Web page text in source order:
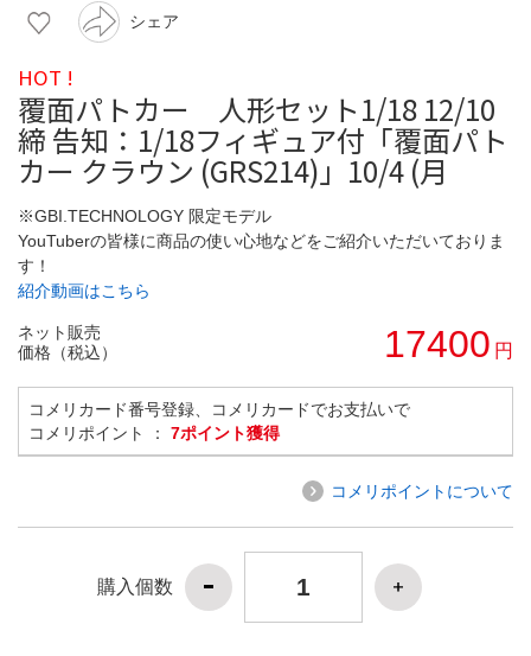
シェア
HOT !
覆面パトカー 人形セット1/18 12/10
締 告知：1/18フィギュア付「覆面パト
カー クラウン (GRS214)」10/4 (月
※GBI.TECHNOLOGY 限定モデル
YouTuberの皆様に商品の使い心地などをご紹介いただいておりま
す！
紹介動画はこちら
ネット販売
価格（税込）
17400 円
コメリカード番号登録、コメリカードでお支払いで
コメリポイント ： 7ポイント獲得
コメリポイントについて
購入個数